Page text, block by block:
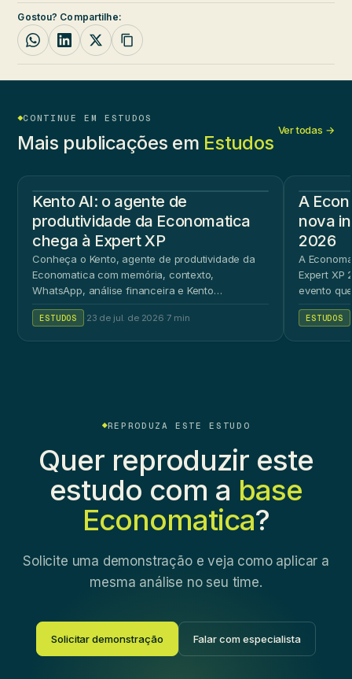
Gostou? Compartilhe:
CONTINUE EM ESTUDOS
Mais publicações em Estudos
Ver todas →
Kento AI: o agente de
produtividade da Economatica
chega à Expert XP
Conheça o Kento, agente de produtividade da
Economatica com memória, contexto,
WhatsApp, análise financeira e Kento
ESTUDOS 23 de jul. de 2026 7 min
A
nova
2026
A
Expert XP
evento
ESTUDOS
REPRODUZA ESTE ESTUDO
Quer reproduzir este
estudo com a base
Economatica?
Solicite uma demonstração e veja como aplicar a
mesma análise no seu time.
Solicitar demonstração Falar com especialista